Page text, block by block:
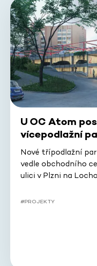
U OC Atom
vícepodlažní
Nové třípodlažní
vedle obchodního
ulici v Plzni na
#PROJEKTY